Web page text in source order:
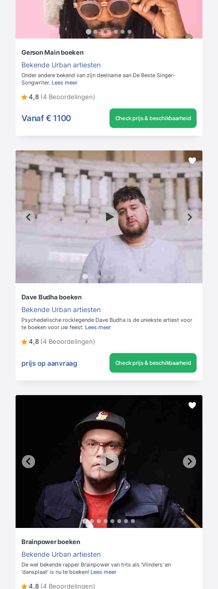
Gerson Main boeken
Bekende Urban artiesten
Onder andere bekend van zijn deelname aan De Beste Singer-
Songwriter. Lees meer
4,8 (4 Beoordelingen)
Vanaf € 1100 Check prijs & beschikbaarheid
Dave Budha boeken
Bekende Urban artiesten
Psychedelische rocklegende Dave Budha is de uniekste artiest voor
te boeken voor uw feest. Lees meer
4,8 (4 Beoordelingen)
prijs op aanvraag Check prijs & beschikbaarheid
Brainpower boeken
Bekende Urban artiesten
De wel bekende rapper Brainpower van hits als 'Vlinders' en
'dansplaat' is nu te boeken! Lees meer
4,8 (4 Beoordelingen)